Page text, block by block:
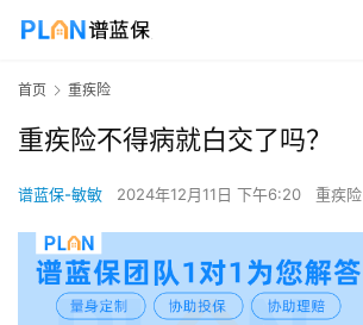
首页 重疾险
重疾险不得病就白交了吗？
谱蓝保-敏敏 2024年12月11日 下午6:20 重疾险